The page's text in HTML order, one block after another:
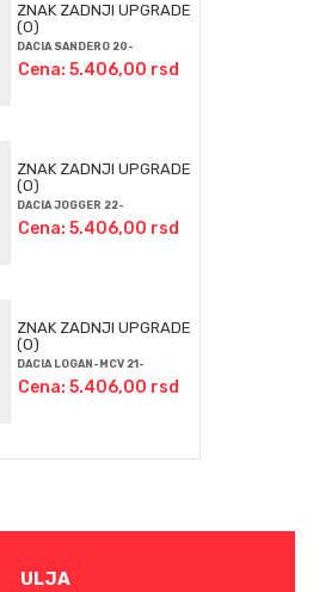
ZNAK ZADNJI UPGRADE
(O)
DACIA SANDERO 20-
Cena: 5.406,00 rsd
ZNAK ZADNJI UPGRADE
(O)
DACIA JOGGER 22-
Cena: 5.406,00 rsd
ZNAK ZADNJI UPGRADE
(O)
DACIA LOGAN-MCV 21-
Cena: 5.406,00 rsd
ULJA